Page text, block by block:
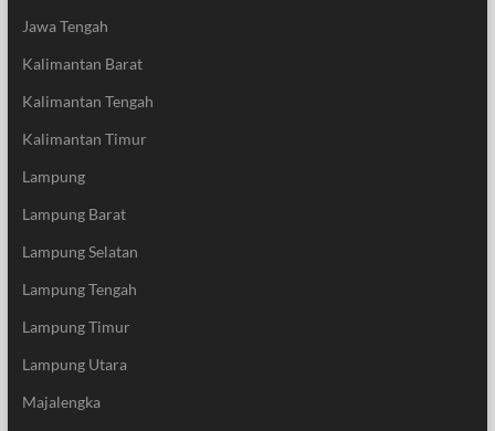
Jawa Tengah
Kalimantan Barat
Kalimantan Tengah
Kalimantan Timur
Lampung
Lampung Barat
Lampung Selatan
Lampung Tengah
Lampung Timur
Lampung Utara
Majalengka